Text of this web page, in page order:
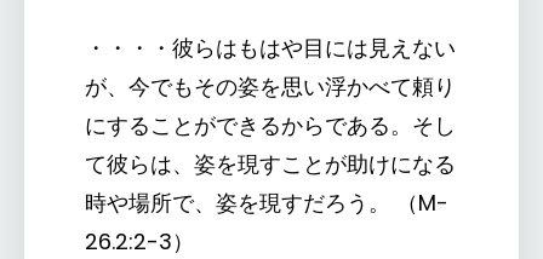
・・・・彼らはもはや目には見えない
が、今でもその姿を思い浮かべて頼り
にすることができるからである。そし
て彼らは、姿を現すことが助けになる
時や場所で、姿を現すだろう。 （M-
26.2:2-3）